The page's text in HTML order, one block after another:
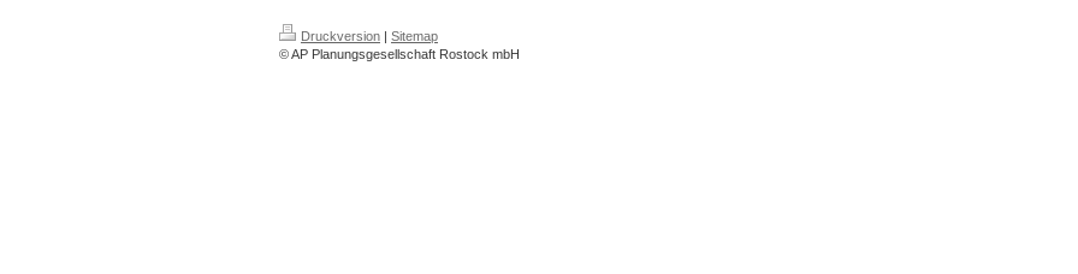
Druckversion | Sitemap
© AP Planungsgesellschaft Rostock mbH